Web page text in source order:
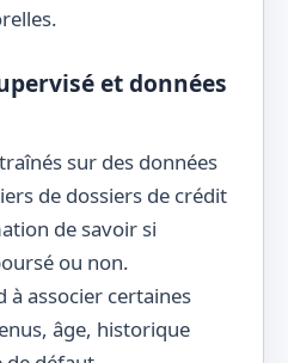
et données
sur des données
de dossiers de crédit
de savoir si
ou non.
à associer certaines
âge, historique